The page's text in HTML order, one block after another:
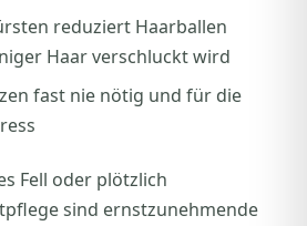
reduziert Haarballen
Haar verschluckt wird
fast nie nötig und für die
Fell oder plötzlich
sind ernstzunehmende